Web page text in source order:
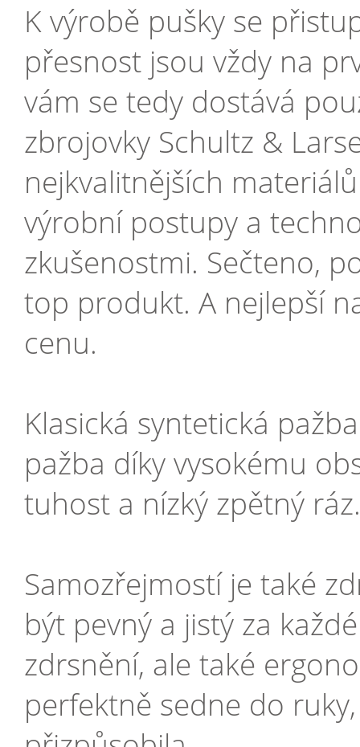
K výrobě pušky se
přesnost jsou vždy na
vám se tedy dostává
zbrojovky Schultz &
nejkvalitnějších
výrobní postupy a
zkušenostmi. Sečteno,
top produkt. A nejlepší
cenu.
Klasická syntetická
pažba díky vysokému
tuhost a nízký zpětný
Samozřejmostí je také
být pevný a jistý za
zdrsnění, ale také
perfektně sedne do